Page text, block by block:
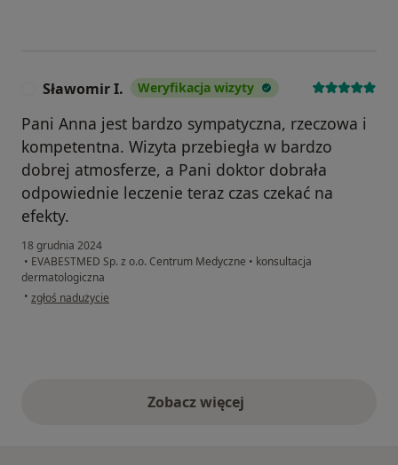
Sławomir I. Weryfikacja wizyty
Pani Anna jest bardzo sympatyczna, rzeczowa i
kompetentna. Wizyta przebiegła w bardzo
dobrej atmosferze, a Pani doktor dobrała
odpowiednie leczenie teraz czas czekać na
efekty.
18 grudnia 2024
• EVABESTMED Sp. z o.o. Centrum Medyczne • konsultacja
dermatologiczna
• w opinii użytkownika Sławomir I.
zgłoś nadużycie
Zobacz więcejopinie powyżej